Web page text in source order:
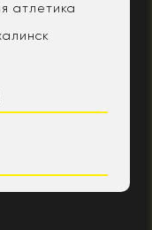
атлетика